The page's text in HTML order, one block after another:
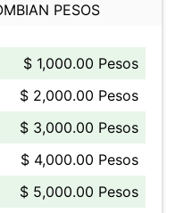
PESOS
$ 1,000.00 Pesos
$ 2,000.00 Pesos
$ 3,000.00 Pesos
$ 4,000.00 Pesos
$ 5,000.00 Pesos